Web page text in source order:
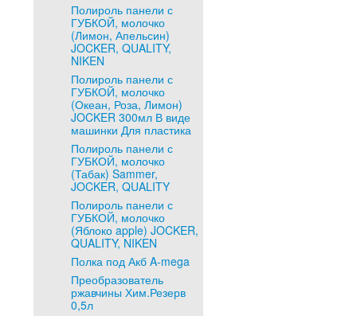
Полироль панели с
ГУБКОЙ, молочко
(Лимон, Апельсин)
JOCKER, QUALITY,
NIKEN
Полироль панели с
ГУБКОЙ, молочко
(Океан, Роза, Лимон)
JOCKER 300мл В виде
машинки Для пластика
Полироль панели с
ГУБКОЙ, молочко
(Табак) Sammer,
JOCKER, QUALITY
Полироль панели с
ГУБКОЙ, молочко
(Яблоко apple) JOCKER,
QUALITY, NIKEN
Полка под Акб A-mega
Преобразователь
ржавчины Хим.Резерв
0,5л